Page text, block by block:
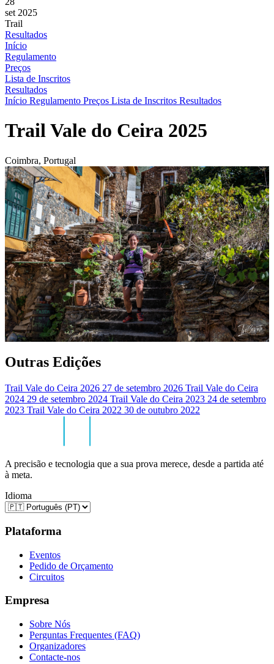
set 2025
Trail
Resultados
Início
Regulamento
Preços
Lista de Inscritos
Resultados
Início Regulamento Preços Lista de Inscritos Resultados
Trail Vale do Ceira 2025
Coimbra, Portugal
Outras Edições
Trail Vale do Ceira 2026 27 de setembro 2026 Trail Vale do Ceira
2024 29 de setembro 2024 Trail Vale do Ceira 2023 24 de setembro
2023 Trail Vale do Ceira 2022 30 de outubro 2022
A precisão e tecnologia que a sua prova merece, desde a partida até
à meta.
Idioma
Plataforma
Eventos
Pedido de Orçamento
Circuitos
Empresa
Sobre Nós
Perguntas Frequentes (FAQ)
Organizadores
Contacte-nos